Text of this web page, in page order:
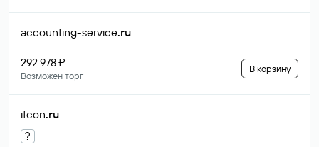
accounting-service.ru
292 978 ₽
Возможен торг
В корзину
ifcon.ru
?